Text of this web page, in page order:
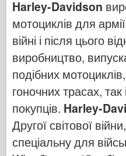
Бронко
Кібер-хобі
Дніпромодель
Дракон
Едуард
Модель E.T.
Тонкі форми
Harley-Davidson
мотоциклів для
війні і після цього
виробництво,
подібних
гоночних трасах,
покупців. Harley-
Другої світової
спеціальну для